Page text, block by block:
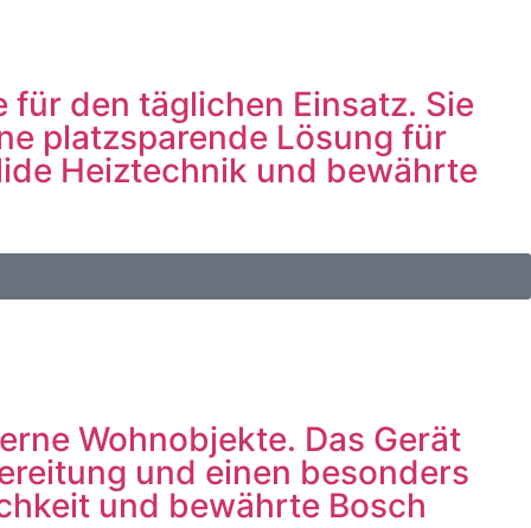
für den täglichen Einsatz. Sie
platzsparende Lösung für
Heiztechnik und bewährte
Wohnobjekte. Das Gerät
und einen besonders
und bewährte Bosch